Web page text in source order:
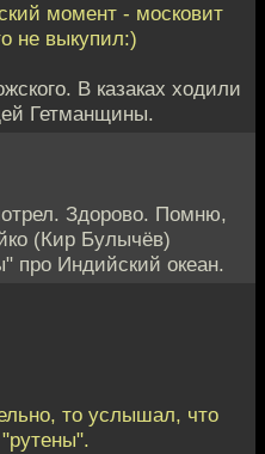
момент - московит
не выкупил:)
В казаках ходили
Гетманщины.
Здорово. Помню,
(Кир Булычёв)
про Индийский океан.
то услышал, что